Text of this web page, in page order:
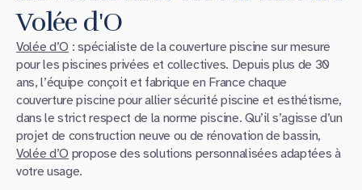
Volée d'O
Volée d’O : spécialiste de la couverture piscine sur mesure
pour les piscines privées et collectives. Depuis plus de 30
ans, l’équipe conçoit et fabrique en France chaque
couverture piscine pour allier sécurité piscine et esthétisme,
dans le strict respect de la norme piscine. Qu’il s’agisse d’un
projet de construction neuve ou de rénovation de bassin,
Volée d’O propose des solutions personnalisées adaptées à
votre usage.